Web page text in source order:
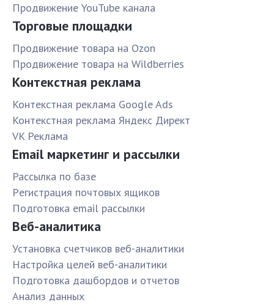
Продвижение YouTube канала
Торговые площадки
Продвижение товара на Ozon
Продвижение товара на Wildberries
Контекстная реклама
Контекстная реклама Google Ads
Контекстная реклама Яндекс Директ
VK Реклама
Email маркетинг и рассылки
Рассылка по базе
Pегистрация почтовых ящиков
Подготовка email рассылки
Веб-аналитика
Установка счетчиков веб-аналитики
Настройка целей веб-аналитики
Подготовка дашбордов и отчетов
Анализ данных